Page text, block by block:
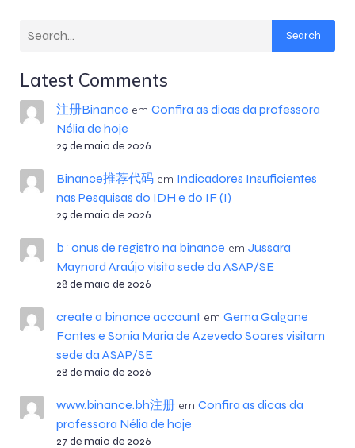
Search
Latest Comments
注册Binance em Confira as dicas da professora
Nélia de hoje
29 de maio de 2026
Binance推荐代码em Indicadores Insuficientes
nas Pesquisas do IDH e do IF (I)
29 de maio de 2026
b^onus de registro na binance em Jussara
Maynard Araújo visita sede da ASAP/SE
28 de maio de 2026
create a binance accountem Gema Galgane
Fontes e Sonia Maria de Azevedo Soares visitam
sede da ASAP/SE
28 de maio de 2026
www.binance.bh注册em Confira as dicas da
professora Nélia de hoje
27 de maio de 2026